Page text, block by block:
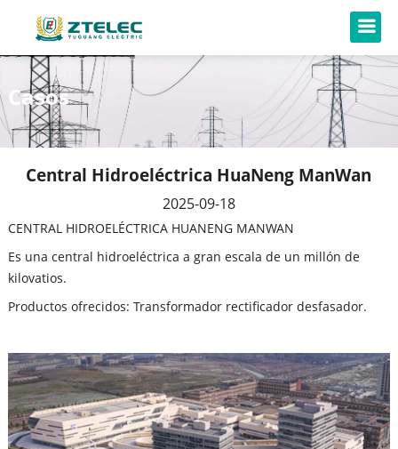
Casos
Central Hidroeléctrica HuaNeng ManWan
2025-09-18
CENTRAL HIDROELÉCTRICA HUANENG MANWAN
Es una central hidroeléctrica a gran escala de un millón de
kilovatios.
Productos ofrecidos: Transformador rectificador desfasador.